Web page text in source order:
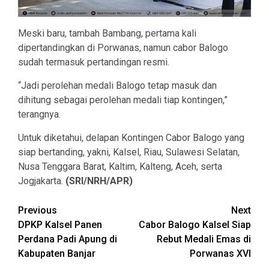
Meski baru, tambah Bambang, pertama kali
dipertandingkan di Porwanas, namun cabor Balogo
sudah termasuk pertandingan resmi.
“Jadi perolehan medali Balogo tetap masuk dan
dihitung sebagai perolehan medali tiap kontingen,”
terangnya.
Untuk diketahui, delapan Kontingen Cabor Balogo yang
siap bertanding, yakni, Kalsel, Riau, Sulawesi Selatan,
Nusa Tenggara Barat, Kaltim, Kalteng, Aceh, serta
Jogjakarta. (SRI/NRH/APR)
Continue
Reading
Previous
DPKP Kalsel Panen
Perdana Padi Apung di
Kabupaten Banjar
Next
Cabor Balogo Kalsel Siap
Rebut Medali Emas di
Porwanas XVI